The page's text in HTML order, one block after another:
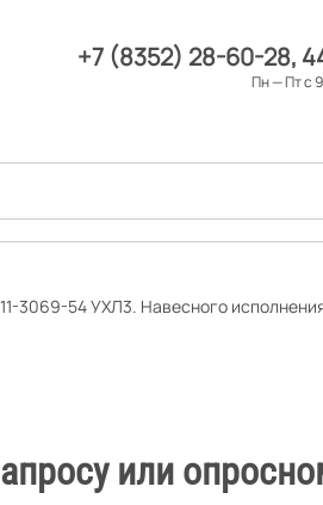
+7 (8352) 28-60-28
Пн — Пт с
3069-54 УХЛ3. Навесного
или